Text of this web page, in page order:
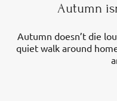
Autumn
Autumn doesn’t die
quiet walk around